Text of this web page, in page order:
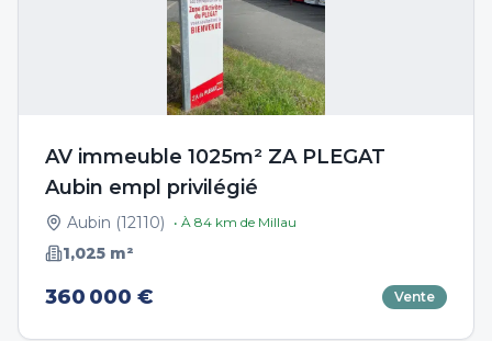
AV immeuble 1025m² ZA PLEGAT
Aubin empl privilégié
Aubin (12110) • À 84 km de Millau
1,025 m²
360 000 € Vente